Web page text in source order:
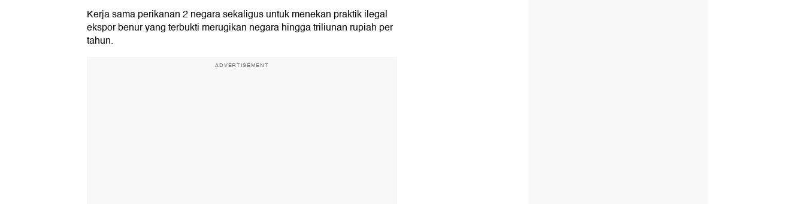
Kerja sama perikanan 2 negara sekaligus untuk menekan praktik ilegal
ekspor benur yang terbukti merugikan negara hingga triliunan rupiah per
tahun.
ADVERTISEMENT